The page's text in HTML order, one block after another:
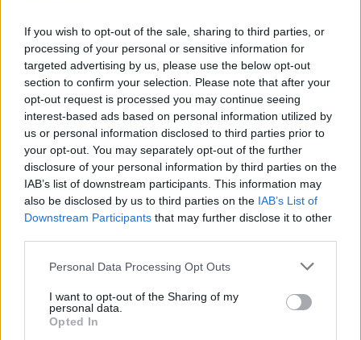
If you wish to opt-out of the sale, sharing to third parties, or
processing of your personal or sensitive information for
targeted advertising by us, please use the below opt-out
section to confirm your selection. Please note that after your
opt-out request is processed you may continue seeing
interest-based ads based on personal information utilized by
us or personal information disclosed to third parties prior to
your opt-out. You may separately opt-out of the further
disclosure of your personal information by third parties on the
IAB’s list of downstream participants. This information may
also be disclosed by us to third parties on the IAB’s List of
Downstream Participants that may further disclose it to other
Please note that this website/app uses one or more Google
not limited to your visit or usage behaviour. You may click to
grant or deny consent to Google and its third-party tags to
use your data for below specified purposes in below Google
Personal Data Processing Opt Outs
I want to opt-out of the Sharing of my
personal data.
Opted In
Kövess minket, és értesülj a friss hírekről a
Facebookon is!
Követem
BALESET-BŰNÜGY # PACHERT BALÁZS # SPORTCIPŐ
#BALÁZS KICKS #LOPÁS # RENDŐRSÉG